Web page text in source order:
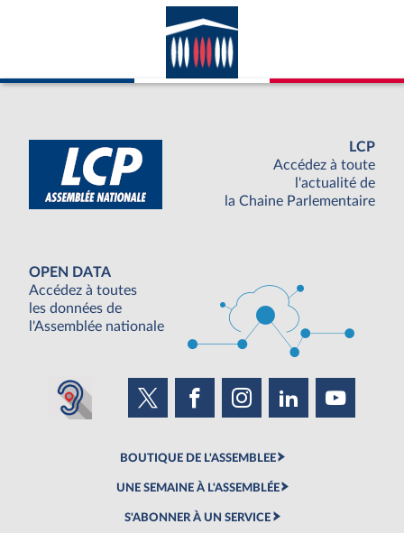
LCP
Accédez à toute
l'actualité de
la Chaine Parlementaire
OPEN DATA
Accédez à toutes
les données de
l'Assemblée nationale
BOUTIQUE DE L'ASSEMBLEE
UNE SEMAINE À L'ASSEMBLÉE
S'ABONNER À UN SERVICE